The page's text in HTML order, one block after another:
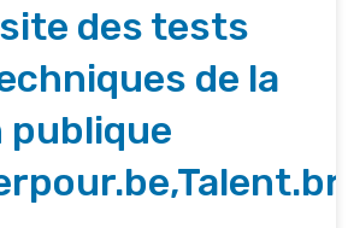
des tests
de la